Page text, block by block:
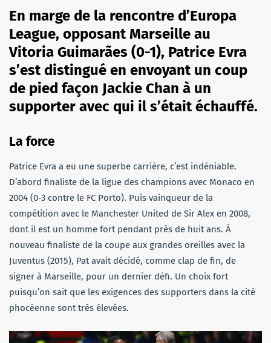
En marge de la rencontre d’Europa
League, opposant Marseille au
Vitoria Guimarães (0-1), Patrice Evra
s’est distingué en envoyant un coup
de pied façon Jackie Chan à un
supporter avec qui il s’était échauffé.
La force
Patrice Evra a eu une superbe carrière, c’est indéniable.
D’abord finaliste de la ligue des champions avec Monaco en
2004 (0-3 contre le FC Porto). Puis vainqueur de la
compétition avec le Manchester United de Sir Alex en 2008,
dont il est un homme fort pendant près de huit ans. À
nouveau finaliste de la coupe aux grandes oreilles avec la
Juventus (2015), Pat avait décidé, comme clap de fin, de
signer à Marseille, pour un dernier défi. Un choix fort
puisqu’on sait que les exigences des supporters dans la cité
phocéenne sont très élevées.